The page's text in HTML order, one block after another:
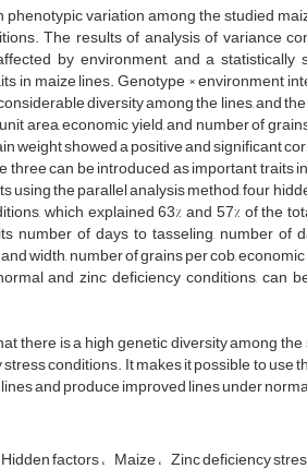
variation among the studied
The results of analysis of variance
by environment, and a
in maize lines. Genotype × environment
diversity among the lines, and
area, economic yield, and number of
weight showed a positive and significant
can be introduced as important traits
using the parallel analysis method, four
which explained 63% and 57% of the
number of days to tasseling, number
width, number of grains per cob,
and zinc deficiency conditions, can
there is a high genetic diversity among
conditions. It makes it possible to
and produce improved lines under
Hidden factors Maize Zinc deficiency